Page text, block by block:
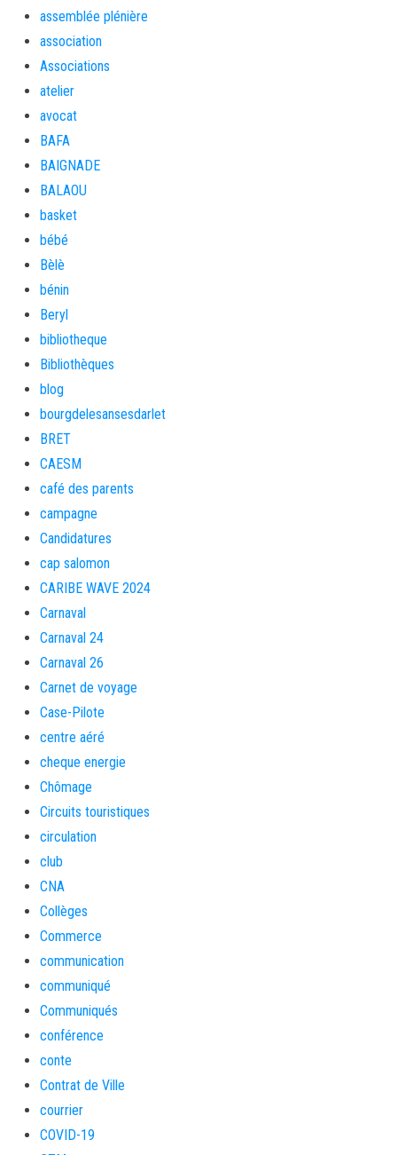
assemblée plénière
association
Associations
atelier
avocat
BAFA
BAIGNADE
BALAOU
basket
bébé
Bèlè
bénin
Beryl
bibliotheque
Bibliothèques
blog
bourgdelesansesdarlet
BRET
CAESM
café des parents
campagne
Candidatures
cap salomon
CARIBE WAVE 2024
Carnaval
Carnaval 24
Carnaval 26
Carnet de voyage
Case-Pilote
centre aéré
cheque energie
Chômage
Circuits touristiques
circulation
club
CNA
Collèges
Commerce
communication
communiqué
Communiqués
conférence
conte
Contrat de Ville
courrier
COVID-19